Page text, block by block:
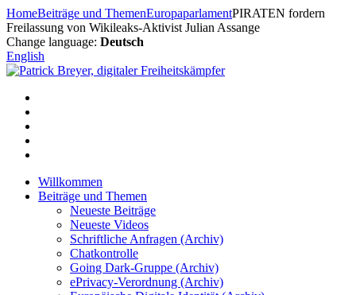
Zum
Inhalt
springen
HomeBeiträge und ThemenEuropaparlamentPIRATEN fordern
Freilassung von Wikileaks-Aktivist Julian Assange
Change language: Deutsch
English
Willkommen
Beiträge und Themen
Neueste Beiträge
Neueste Videos
Schriftliche Anfragen (Archiv)
Chatkontrolle
Going Dark-Gruppe (Archiv)
ePrivacy-Verordnung (Archiv)